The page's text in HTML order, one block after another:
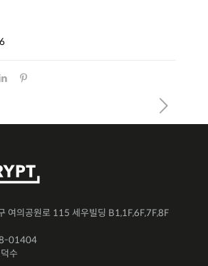
여의공원로 115 세우빌딩 B1,1F,6F,7F,8F
01404
수